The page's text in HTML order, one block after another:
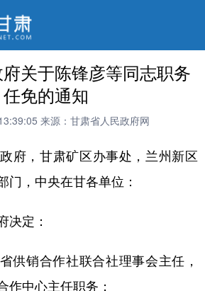
关于陈锋彦等同志职务
任免的通知
来源：甘肃省人民政府网
府，甘肃矿区办事处，兰州新区
门，中央在甘各单位：
定：
销合作社联合社理事会主任，
作中心主任职务；